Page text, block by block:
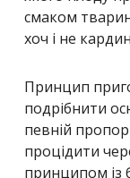
смаком
хоч і не
Принцип
подрібнити
певній
процідити
принципом із